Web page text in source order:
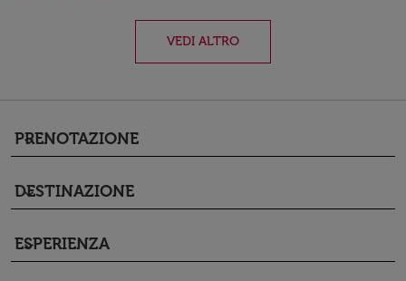
VEDI ALTRO
PRENOTAZIONE
keyboard_arrow_down
DESTINAZIONE
keyboard_arrow_down
ESPERIENZA
keyboard_arrow_down